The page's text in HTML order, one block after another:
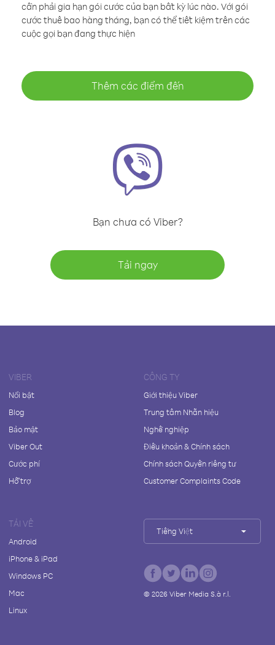
cần phải gia hạn gói cước của bạn bất kỳ lúc nào. Với gói
cước thuê bao hàng tháng, bạn có thể tiết kiệm trên các
cuộc gọi bạn đang thực hiện
Thêm các điểm đến
Bạn chưa có Viber?
Tải ngay
VIBER
Nổi bật
Blog
Bảo mật
Viber Out
Cước phí
Hỗ trợ
CÔNG TY
Giới thiệu Viber
Trung tâm Nhãn hiệu
Nghề nghiệp
Điều khoản & Chính sách
Chính sách Quyền riêng tư
Customer Complaints Code
TẢI VỀ
Android
iPhone & iPad
Windows PC
Mac
Linux
Tiếng Việt
© 2026Viber Media S.à r.l.